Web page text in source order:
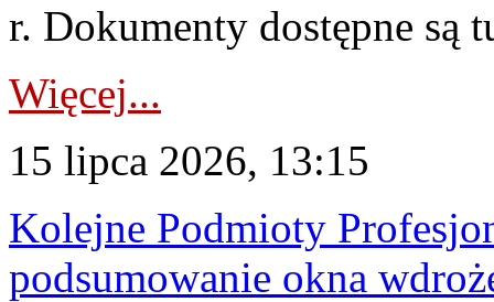
r. Dokumenty dostępne są
Więcej...
15 lipca 2026, 13:15
Kolejne Podmioty
podsumowanie okna